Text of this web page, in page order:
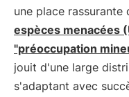
une place rassurante
espèces menacées
"préoccupation
jouit d'une large
s'adaptant avec